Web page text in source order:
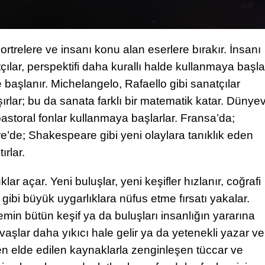
ve insanı konu alan eserlere bırakır. İnsanı
perspektifi daha kurallı halde kullanmaya
Michelangelo, Rafaello gibi sanatçılar
bu da sanata farklı bir matematik katar.
fonlar kullanmaya başlarlar. Fransa’da;
Shakespeare gibi yeni olaylara tanıklık eden
açar. Yeni buluşlar, yeni keşifler hızlanır, coğrafi
büyük uygarlıklara nüfus etme fırsatı yakalar.
bütün keşif ya da buluşları insanlığın yararına
daha yıkıcı hale gelir ya da yetenekli yazar ve
elde edilen kaynaklarla zenginleşen tüccar ve